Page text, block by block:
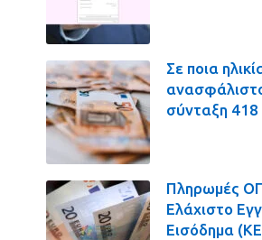
Σε ποια
σύνταξη
Πληρωμές
Ελάχιστο
Εισόδημα